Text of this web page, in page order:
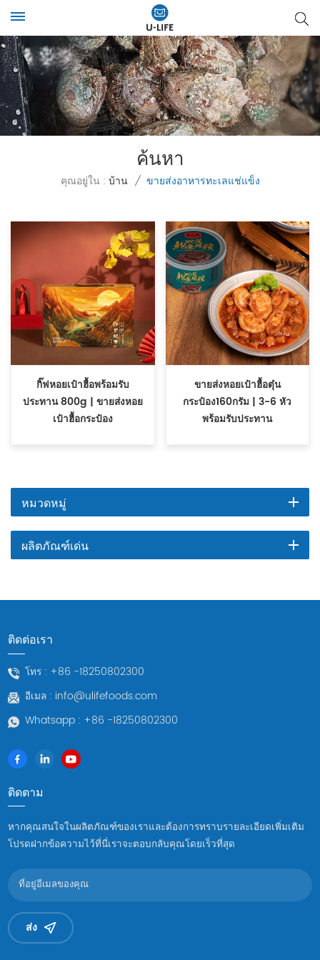
ค้นหา
คุณอยู่ใน : บ้าน / ขายส่งอาหารทะเลแช่แข็ง
กิ๊ฟหอยเป๋าฮื้อพร้อมรับ
ประทาน 800g | ขายส่งหอย
เป๋าฮื้อกระป๋อง
ขายส่งหอยเป๋าฮื้อตุ๋น
กระป๋อง160กรัม | 3-6 หัว
พร้อมรับประทาน
หมวดหมู่
ผลิตภัณฑ์เด่น
ติดต่อเรา
โทร : +86 -18250802300
อีเมล : info@ulifefoods.com
Whatsapp : +86 -18250802300
ติดตาม
หากคุณสนใจในผลิตภัณฑ์ของเราและต้องการทราบรายละเอียดเพิ่มเติม
โปรดฝากข้อความไว้ที่นี่เราจะตอบกลับคุณโดยเร็วที่สุด
ส่ง